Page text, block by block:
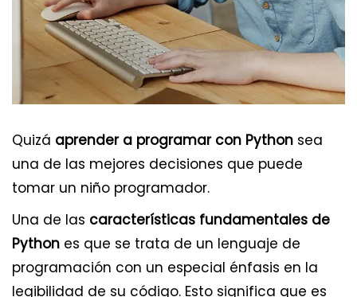
Quizá aprender a programar con Python sea
una de las mejores decisiones que puede
tomar un niño programador.
Una de las características fundamentales de
Python es que se trata de un lenguaje de
programación con un especial énfasis en la
legibilidad de su código. Esto significa que es